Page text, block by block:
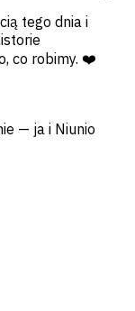
tego dnia i
co robimy. ❤️
— ja i Niunio